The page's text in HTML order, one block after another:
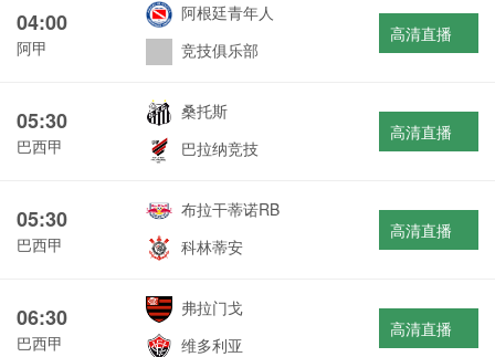
04:00
阿甲
阿根廷青年人
竞技俱乐部
高清直播
05:30
巴西甲
桑托斯
巴拉纳竞技
高清直播
05:30
巴西甲
布拉干蒂诺RB
科林蒂安
高清直播
06:30
巴西甲
弗拉门戈
维多利亚
高清直播